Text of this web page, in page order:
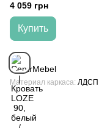
4 059 грн
Купить
Материал каркаса ЛДСП